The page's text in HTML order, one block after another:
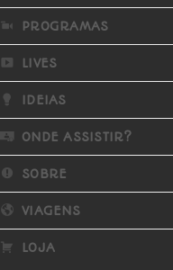
PROGRAMAS
LIVES
IDEIAS
ONDE ASSISTIR?
SOBRE
VIAGENS
LOJA